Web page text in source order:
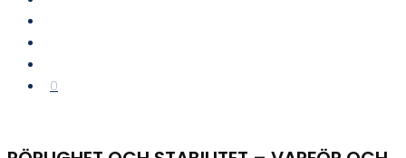
0